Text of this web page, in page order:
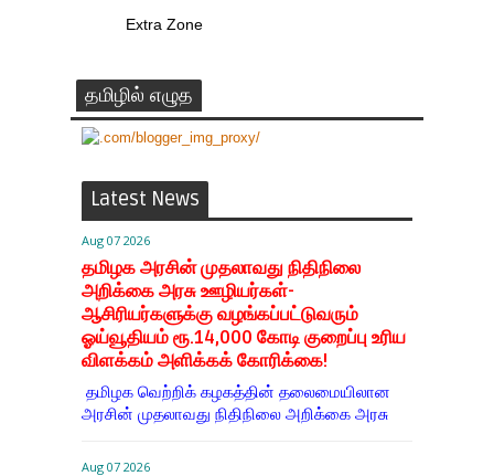
Extra Zone
தமிழில் எழுத
Latest News
Aug 07 2026
தமிழக அரசின் முதலாவது நிதிநிலை
அறிக்கை அரசு ஊழியர்கள்-
ஆசிரியர்களுக்கு வழங்கப்பட்டுவரும்
ஓய்வூதியம் ரூ.14,000 கோடி குறைப்பு உரிய
விளக்கம் அளிக்கக் கோரிக்கை!
தமிழக வெற்றிக் கழகத்தின் தலைமையிலான
அரசின் முதலாவது நிதிநிலை அறிக்கை அரசு
Aug 07 2026